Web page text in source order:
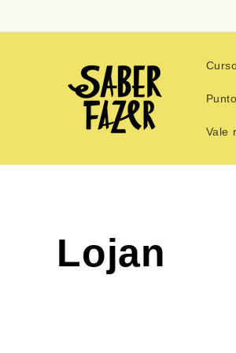
al contenido
Punto
Vale
C
Lojan